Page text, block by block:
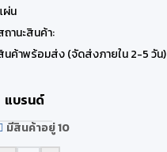
ผ่น
ถานะสินค้า:
นค้าพร้อมส่ง (จัดส่งภายใน 2-5 วัน)
แบรนด์
มีสินค้าอยู่ 10